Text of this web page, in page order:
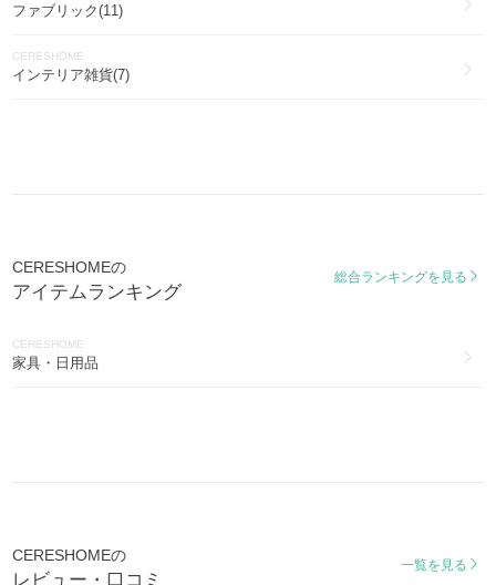
ファブリック(11)
CERESHOME
インテリア雑貨(7)
CERESHOMEの
アイテムランキング
総合ランキングを見る
CERESHOME
家具・日用品
CERESHOMEの
レビュー・口コミ
一覧を見る